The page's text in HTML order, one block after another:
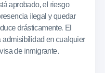
aprobado, el riesgo
ilegal y quedar
drásticamente. El
admisibilidad en cualquier
de inmigrante.